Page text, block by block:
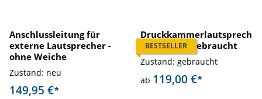
Anschlussleitung für
externe Lautsprecher -
ohne Weiche
Zustand: neu
149,95 €*
BESTSELLER
Druckkammerlautsprech
er DKL 604, gebraucht
Zustand: gebraucht
ab 119,00 €*